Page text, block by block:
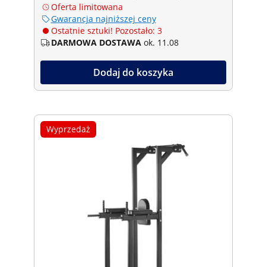
Oferta limitowana
Gwarancja najniższej ceny
Ostatnie sztuki! Pozostało: 3
DARMOWA DOSTAWA ok. 11.08
Dodaj do koszyka
Wyprzedaż